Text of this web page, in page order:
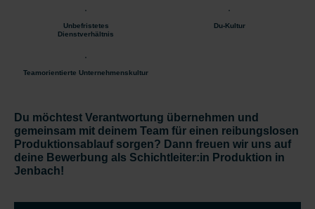
Unbefristetes
Dienstverhältnis
Du-Kultur
Teamorientierte Unternehmenskultur
Du möchtest Verantwortung übernehmen und
gemeinsam mit deinem Team für einen reibungslosen
Produktionsablauf sorgen? Dann freuen wir uns auf
deine Bewerbung als Schichtleiter:in Produktion in
Jenbach!